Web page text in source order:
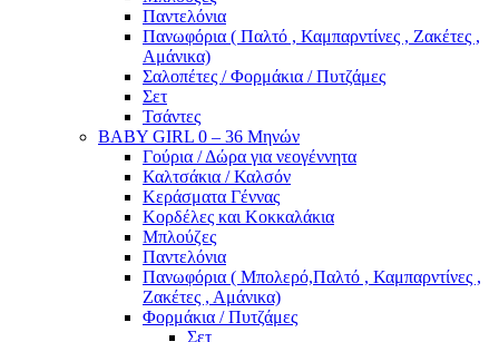
Παντελόνια
Πανωφόρια ( Παλτό , Καμπαρντίνες , Ζακέτες ,
Αμάνικα)
Σαλοπέτες / Φορμάκια / Πυτζάμες
Σετ
Τσάντες
BABY GIRL 0 – 36 Μηνών
Γούρια / Δώρα για νεογέννητα
Καλτσάκια / Καλσόν
Κεράσματα Γέννας
Κορδέλες και Κοκκαλάκια
Μπλούζες
Παντελόνια
Πανωφόρια ( Μπολερό,Παλτό , Καμπαρντίνες ,
Ζακέτες , Αμάνικα)
Φορμάκια / Πυτζάμες
Σετ